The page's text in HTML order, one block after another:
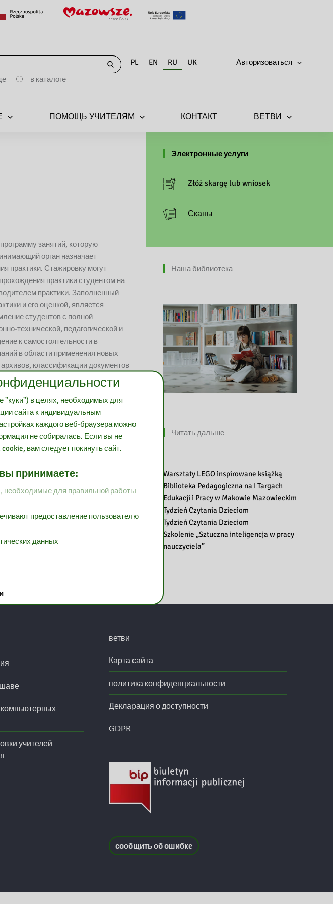
в каталоге
PL EN RU UK Авторизоваться
ПОМОЩЬ УЧИТЕЛЯМ КОНТАКТ ВЕТВИ
занятий, которую
орган назначает
практики. Стажировку могут
практики студентом на
практики. Заполненный
и его оценкой, является
студентов с полной
технической, педагогической и
к самостоятельности в
в области применения новых
классификации документов
рабочих мест; формирование у
и этической квалификацией;
контакт с читателем,
выражающаяся в том числе в
показывая
профессии».
Электронные услуги
Złóż skargę lub wniosek
Сканы
Наша библиотека
Читать дальше
Warsztaty LEGO inspirowane książką
Biblioteka Pedagogiczna na I Targach
Edukacji i Pracy w Makowie Mazowieckim
Tydzień Czytania Dzieciom
Tydzień Czytania Dzieciom
Szkolenie „Sztuczna inteligencja w pracy
nauczyciela”
учителей
ветви
Карта сайта
политика конфиденциальности
Декларация о доступности
GDPR
сообщить об ошибке
"куки") в целях, необходимых для
сайта к индивидуальным
каждого веб-браузера можно
не собиралась. Если вы не
вам следует покинуть сайт.
принимаете:
для правильной работы
предоставление пользователю
данных